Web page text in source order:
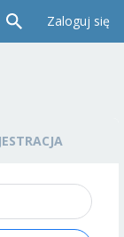
Zaloguj się